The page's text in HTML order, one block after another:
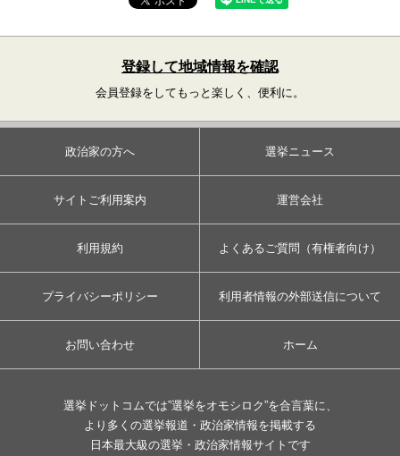
登録して地域情報を確認
会員登録をしてもっと楽しく、便利に。
政治家の方へ 選挙ニュース
サイトご利用案内 運営会社
利用規約 よくあるご質問（有権者向け）
プライバシーポリシー 利用者情報の外部送信について
お問い合わせ ホーム
選挙ドットコムでは”選挙をオモシロク”を合言葉に、
より多くの選挙報道・政治家情報を掲載する
日本最大級の選挙・政治家情報サイトです